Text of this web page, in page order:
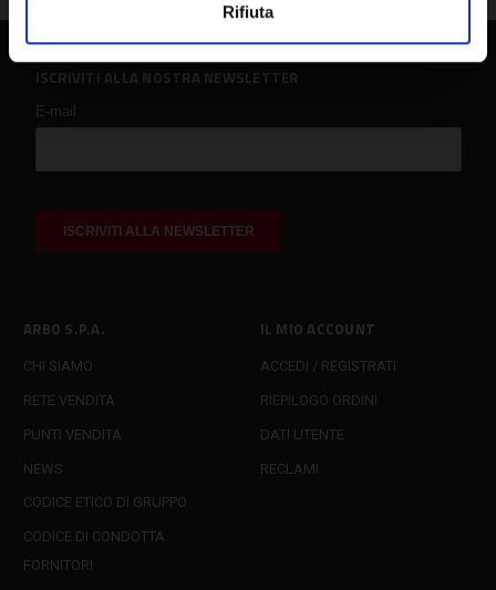
Rifiuta
ARBO S.P.A.
CHI SIAMO
RETE VENDITA
PUNTI VENDITA
NEWS
CODICE ETICO DI GRUPPO
CODICE DI CONDOTTA
FORNITORI
IL MIO ACCOUNT
ACCEDI / REGISTRATI
RIEPILOGO ORDINI
DATI UTENTE
RECLAMI
ISCRIVITI ALLA NOSTRA NEWSLETTER